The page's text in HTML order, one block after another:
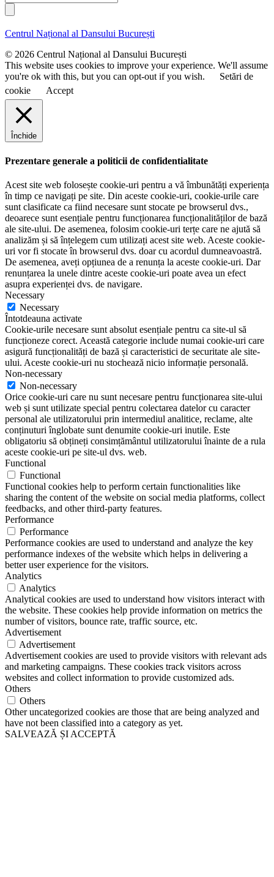
i
l
e
n
m
u
m
e
Centrul Național al Dansului București
© 2026 Centrul Național al Dansului București
This website uses cookies to improve your experience. We'll assume
you're ok with this, but you can opt-out if you wish.
Setări de
cookie
Accept
Închide
Prezentare generale a politicii de confidentialitate
Acest site web folosește cookie-uri pentru a vă îmbunătăți experiența
în timp ce navigați pe site. Din aceste cookie-uri, cookie-urile care
sunt clasificate ca fiind necesare sunt stocate pe browserul dvs.,
deoarece sunt esențiale pentru funcționarea funcționalităților de bază
ale site-ului. De asemenea, folosim cookie-uri terțe care ne ajută să
analizăm și să înțelegem cum utilizați acest site web. Aceste cookie-
uri vor fi stocate în browserul dvs. doar cu acordul dumneavoastră.
De asemenea, aveți opțiunea de a renunța la aceste cookie-uri. Dar
renunțarea la unele dintre aceste cookie-uri poate avea un efect
asupra experienței dvs. de navigare.
Necessary
Necessary
Întotdeauna activate
Cookie-urile necesare sunt absolut esențiale pentru ca site-ul să
funcționeze corect. Această categorie include numai cookie-uri care
asigură funcționalități de bază și caracteristici de securitate ale site-
ului. Aceste cookie-uri nu stochează nicio informație personală.
Non-necessary
Non-necessary
Orice cookie-uri care nu sunt necesare pentru funcționarea site-ului
web și sunt utilizate special pentru colectarea datelor cu caracter
personal ale utilizatorului prin intermediul analitice, reclame, alte
conținuturi înglobate sunt denumite cookie-uri inutile. Este
obligatoriu să obțineți consimțământul utilizatorului înainte de a rula
aceste cookie-uri pe site-ul dvs. web.
Functional
Functional
Functional cookies help to perform certain functionalities like
sharing the content of the website on social media platforms, collect
feedbacks, and other third-party features.
Performance
Performance
Performance cookies are used to understand and analyze the key
performance indexes of the website which helps in delivering a
better user experience for the visitors.
Analytics
Analytics
Analytical cookies are used to understand how visitors interact with
the website. These cookies help provide information on metrics the
number of visitors, bounce rate, traffic source, etc.
Advertisement
Advertisement
Advertisement cookies are used to provide visitors with relevant ads
and marketing campaigns. These cookies track visitors across
websites and collect information to provide customized ads.
Others
Others
Other uncategorized cookies are those that are being analyzed and
have not been classified into a category as yet.
SALVEAZĂ ȘI ACCEPTĂ